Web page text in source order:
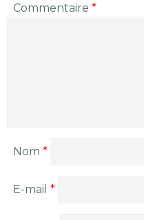
Commentaire *
Nom *
E-mail *